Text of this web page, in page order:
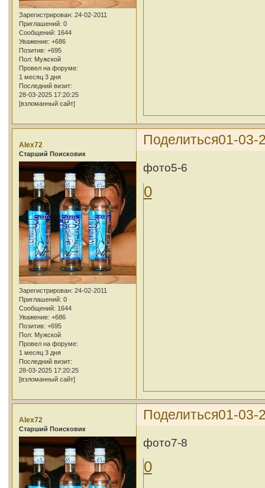
Зарегистрирован: 24-02-2011
Приглашений: 0
Сообщений: 1644
Уважение: +686
Позитив: +695
Пол: Мужской
Провел на форуме:
1 месяц 3 дня
Последний визит:
28-03-2025 17:20:25
[взломанный сайт]
Поделиться01-03-
Alex72
Cтарший Поисковик
Зарегистрирован: 24-02-2011
Приглашений: 0
Сообщений: 1644
Уважение: +686
Позитив: +695
Пол: Мужской
Провел на форуме:
1 месяц 3 дня
Последний визит:
28-03-2025 17:20:25
[взломанный сайт]
фото5-6
0
Поделиться01-03-
Alex72
Cтарший Поисковик
фото7-8
0